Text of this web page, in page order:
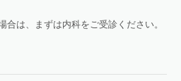
は、まずは内科をご受診ください。